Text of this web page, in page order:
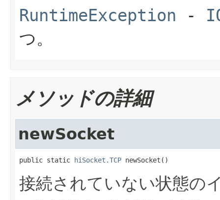
RuntimeException -
つ。
メソッドの詳細
newSocket
public static hiSocket.TCP newSocket()
接続されていない状態の